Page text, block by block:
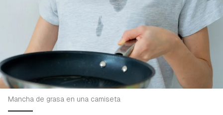
Mancha de grasa en una camiseta